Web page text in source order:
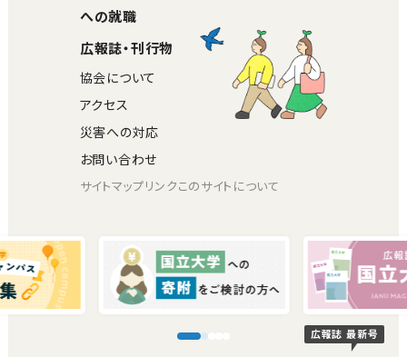
広報誌 最新号
への就職
広報誌・刊行物
協会について
アクセス
災害への対応
お問い合わせ
サイトマップリンクこのサイトについて